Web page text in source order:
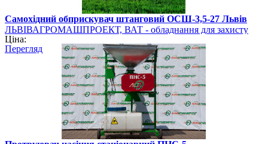
Самохідний обприскувач штанговий ОСШ-3,5-27 Львів
ЛЬВІВАГРОМАШПРОЕКТ, ВАТ - обладнання для захисту
рослин
Ціна:
Перегляд